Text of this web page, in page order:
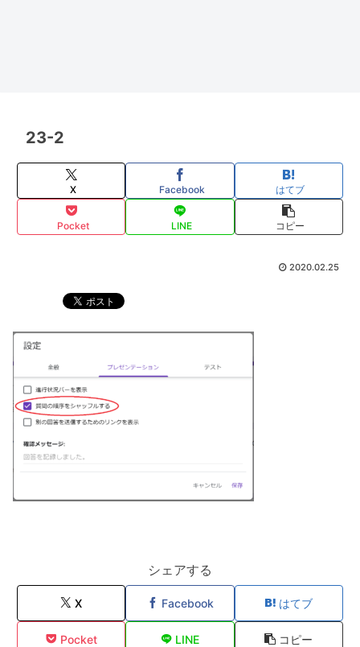
23-2
X Facebook はてブ
Pocket LINE コピー
2020.02.25
シェアする
X Facebook はてブ
Pocket LINE コピー